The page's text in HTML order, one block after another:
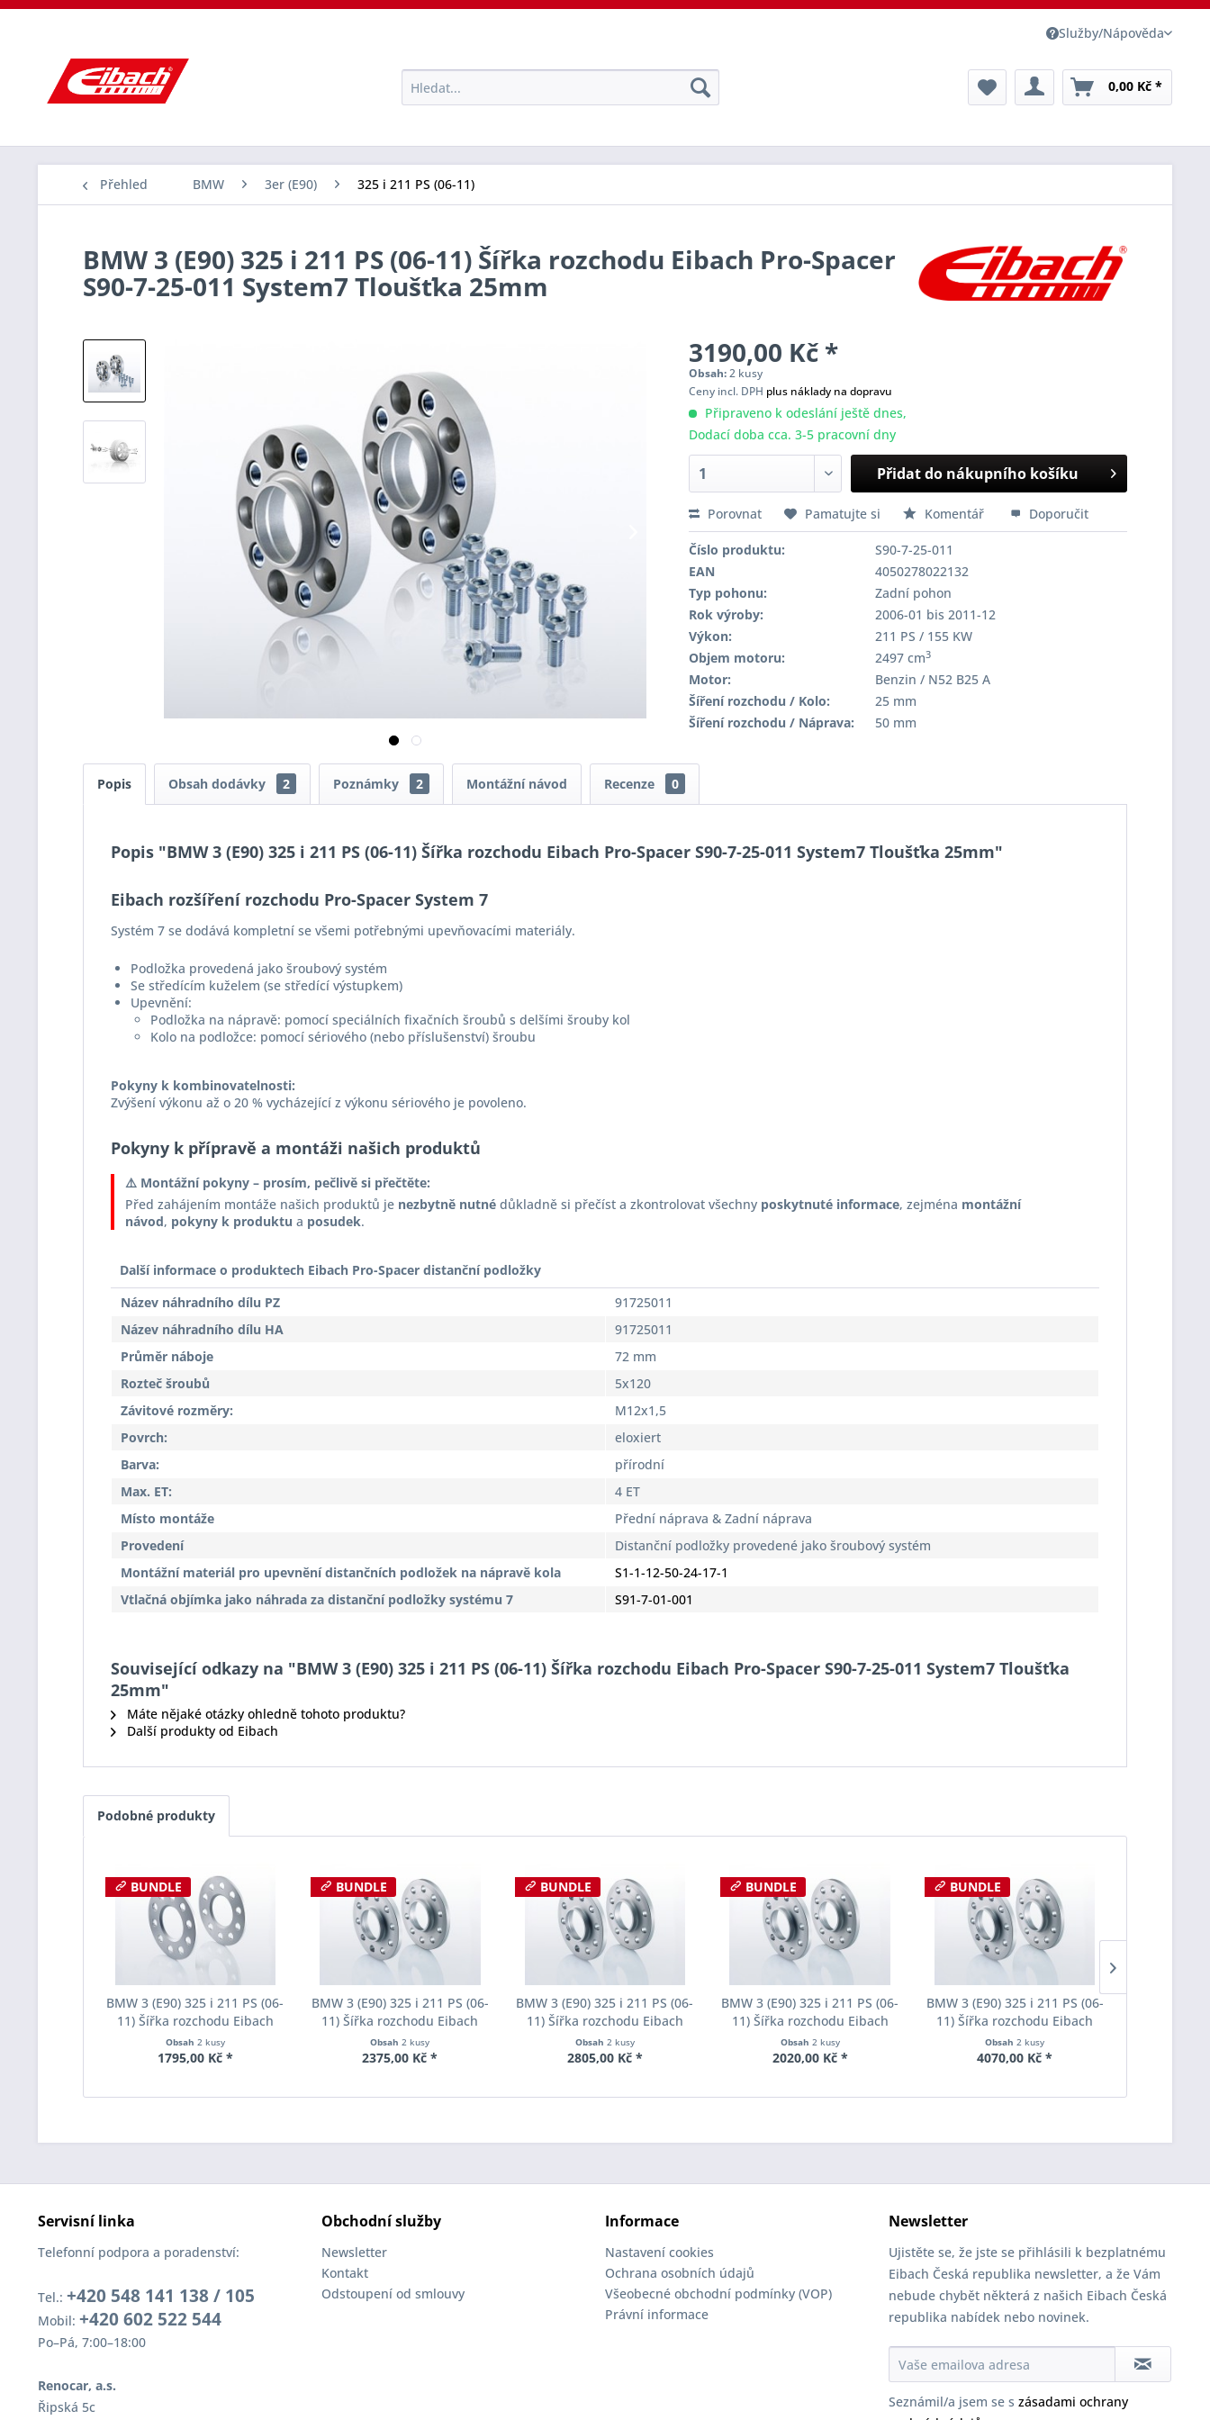
Služby/Nápověda
0,00 Kč *
Přehled BMW 3er (E90) 325 i 211 PS (06-11)
BMW 3 (E90) 325 i 211 PS (06-11) Šířka rozchodu Eibach Pro-Spacer
S90-7-25-011 System7 Tloušťka 25mm
3190,00 Kč *
Obsah:2 kusy
Ceny incl. DPH plus náklady na dopravu
Připraveno k odeslání ještě dnes,
Dodací doba cca. 3-5 pracovní dny
Přidat do nákupního košíku
Porovnat Pamatujte si Komentář Doporučit
Číslo produktu:
S90-7-25-011
EAN
4050278022132
Typ pohonu:
Zadní pohon
Rok výroby:
2006-01 bis 2011-12
Výkon:
211 PS / 155 KW
Objem motoru:
2497 cm3
Motor:
Benzin / N52 B25 A
Šíření rozchodu / Kolo:
25 mm
Šíření rozchodu / Náprava:
50 mm
Popis Obsah dodávky 2 Poznámky 2 Montážní návod Recenze 0
Popis "BMW 3 (E90) 325 i 211 PS (06-11) Šířka rozchodu Eibach Pro-Spacer S90-7-25-011 System7 Tloušťka 25mm"
Eibach rozšíření rozchodu Pro-Spacer System 7
Systém 7 se dodává kompletní se všemi potřebnými upevňovacími materiály.
Podložka provedená jako šroubový systém
Se středícím kuželem (se středící výstupkem)
Upevnění:
Podložka na nápravě: pomocí speciálních fixačních šroubů s delšími šrouby kol
Kolo na podložce: pomocí sériového (nebo příslušenství) šroubu
Pokyny k kombinovatelnosti:
Zvýšení výkonu až o 20 % vycházející z výkonu sériového je povoleno.
Pokyny k přípravě a montáži našich produktů
⚠️ Montážní pokyny – prosím, pečlivě si přečtěte:
Před zahájením montáže našich produktů je nezbytně nutné důkladně si přečíst a zkontrolovat všechny poskytnuté informace, zejména montážní
návod, pokyny k produktu a posudek.
Další informace o produktech Eibach Pro-Spacer distanční podložky
Název náhradního dílu PZ
91725011
Název náhradního dílu HA
91725011
Průměr náboje
72 mm
Rozteč šroubů
5x120
Závitové rozměry:
M12x1,5
Povrch:
eloxiert
Barva:
přírodní
Max. ET:
4 ET
Místo montáže
Přední náprava & Zadní náprava
Provedení
Distanční podložky provedené jako šroubový systém
Montážní materiál pro upevnění distančních podložek na nápravě kola
S1-1-12-50-24-17-1
Vtlačná objímka jako náhrada za distanční podložky systému 7
S91-7-01-001
Související odkazy na "BMW 3 (E90) 325 i 211 PS (06-11) Šířka rozchodu Eibach Pro-Spacer S90-7-25-011 System7 Tloušťka
25mm"
Máte nějaké otázky ohledně tohoto produktu?
Další produkty od Eibach
Podobné produkty
BUNDLE
BMW 3 (E90) 325 i 211 PS (06-
11) Šířka rozchodu Eibach
Pro-Spacer S90-1-05-017
System1 Tloušťka 5mm
Obsah 2 kusy
1795,00 Kč *
BUNDLE
BMW 3 (E90) 325 i 211 PS (06-
11) Šířka rozchodu Eibach
Pro-Spacer S90-2-10-004
System2 Tloušťka 10mm
Obsah2 kusy
2375,00 Kč *
BUNDLE
BMW 3 (E90) 325 i 211 PS (06-
11) Šířka rozchodu Eibach
Pro-Spacer S90-2-12-002
System2 Tloušťka 12mm
Obsah 2 kusy
2805,00 Kč *
BUNDLE
BMW 3 (E90) 325 i 211 PS (06-
11) Šířka rozchodu Eibach
Pro-Spacer S90-2-15-001
System2 Tloušťka 15mm
Obsah 2 kusy
2020,00 Kč *
BUNDLE
BMW 3 (E90) 325 i 211 PS (06-
11) Šířka rozchodu Eibach
Pro-Spacer S90-2-20-020
System2 Tloušťka 20mm
Obsah2 kusy
4070,00 Kč *
Servisní linka
Telefonní podpora a poradenství:
Tel.: +420 548 141 138 / 105
Mobil: +420 602 522 544
Po–Pá, 7:00–18:00
Renocar, a.s.
Řipská 5c
Obchodní služby
Newsletter
Kontakt
Odstoupení od smlouvy
Informace
Nastavení cookies
Ochrana osobních údajů
Všeobecné obchodní podmínky (VOP)
Právní informace
Newsletter
Ujistěte se, že jste se přihlásili k bezplatnému
Eibach Česká republika newsletter, a že Vám
nebude chybět některá z našich Eibach Česká
republika nabídek nebo novinek.
Seznámil/a jsem se s zásadami ochrany